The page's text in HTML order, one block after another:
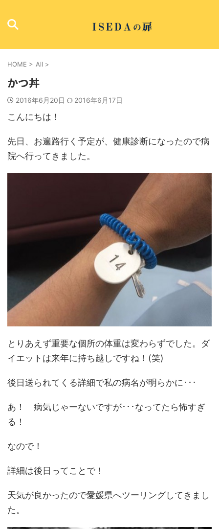
HOME > All >
かつ丼
2016年6月20日 2016年6月17日
こんにちは！
先日、お遍路行く予定が、健康診断になったので病
院へ行ってきました。
とりあえず重要な個所の体重は変わらずでした。ダ
イエットは来年に持ち越しですね！(笑)
後日送られてくる詳細で私の病名が明らかに･･･
あ！ 病気じゃーないですが･･･なってたら怖すぎ
る！
なので！
詳細は後日ってことで！
天気が良かったので愛媛県へツーリングしてきまし
た。